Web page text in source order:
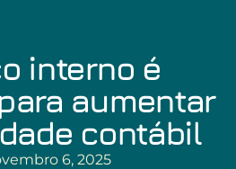
interno é
aumentar
contábil
6, 2025